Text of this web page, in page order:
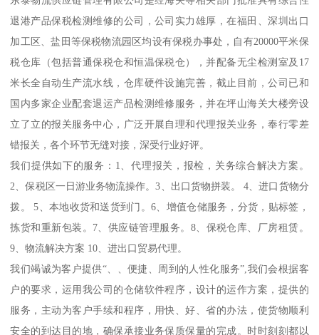
退港产品保税检测维修的公司，公司实力雄厚，在福田、深圳出口
加工区、盐田等保税物流园区均设有保税办事处，自有20000平米保
税仓库（包括普通保税仓和恒温保税仓），并配备无尘检测室及17
米长全自动生产流水线，仓库硬件设施完善，截止目前，公司已和
国内多家企业配套退运产品检测维修服务，并在坪山海关大楼旁设
立了立的报关服务中心，广泛开展自理和代理报关业务，奉行零差
错报关，各个环节无缝对接，深受行业好评。
我们提供如下的服务：1、代理报关，报检，关务综合解决方案。
2、保税区一日游业务物流操作。3、出口货物拼装。 4、进口货物分
拨。 5、本地收货和送货到门。6、增值仓储服务，分货，贴标签，
拣货和重新包装。7、供应链管理服务。8、保税仓库、厂房租赁。
9、物流解决方案 10、进出口贸易代理。
我们竭诚为客户提供“、、便捷、周到的人性化服务”,我们会根据客
户的要求，运用我公司的仓储软件程序，设计的运作方案，提供的
服务，主动为客户手续和程序，用快、好、省的办法，使货物顺利
安全的到达目的地，确保承接业务保质保量的完成。时时刻刻都以